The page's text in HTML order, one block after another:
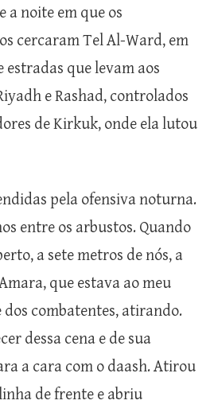
a noite em que os
cercaram Tel Al-Ward, em
que levam aos
e Rashad, controlados
de Kirkuk, onde ela lutou
pela ofensiva noturna.
entre os arbustos. Quando
a sete metros de nós, a
que estava ao meu
combatentes, atirando.
dessa cena e de sua
a cara com o daash. Atirou
de frente e abriu